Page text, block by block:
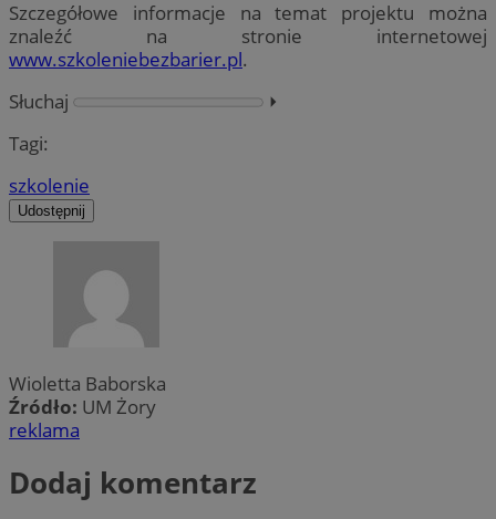
Szczegółowe informacje na temat projektu można
znaleźć na stronie internetowej
www.szkoleniebezbarier.pl.
Słuchaj
⏵︎
Tagi:
szkolenie
Udostępnij
Wioletta Baborska
Źródło: UM Żory
reklama
Dodaj komentarz